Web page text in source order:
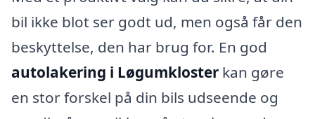
bil ikke blot ser godt ud, men også får den
beskyttelse, den har brug for. En god
autolakering i Løgumkloster kan gøre
en stor forskel på din bils udseende og